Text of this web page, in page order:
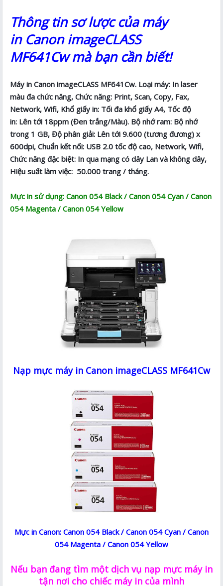
Thông tin sơ lược của máy
in Canon imageCLASS
MF641Cw mà bạn cần biết!
Máy in Canon imageCLASS MF641Cw. Loại máy: In laser
màu đa chức năng, Chức năng: Print, Scan, Copy, Fax,
Network, Wifi, Khổ giấy in: Tối đa khổ giấy A4, Tốc độ
in: Lên tới 18ppm (Đen trắng/Màu). Bộ nhớ ram: Bộ nhớ
trong 1 GB, Độ phân giải: Lên tới 9.600 (tương đương) x
600dpi, Chuẩn kết nối: USB 2.0 tốc độ cao, Network, Wifi,
Chức năng đặc biệt: In qua mạng có dây Lan và không dây,
Hiệu suất làm việc: 50.000 trang / tháng.
Mực in sử dụng: Canon 054 Black / Canon 054 Cyan / Canon
054 Magenta / Canon 054 Yellow
Nạp mực máy in Canon imageCLASS MF641Cw
Mực in Canon: Canon 054 Black / Canon 054 Cyan / Canon
054 Magenta / Canon 054 Yellow
Nếu bạn đang tìm một dịch vụ nạp mực máy in
tận nơi cho chiếc máy in của mình